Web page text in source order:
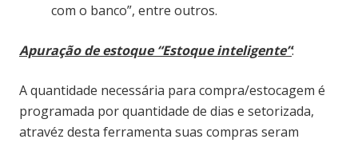
com o banco”, entre outros.
Apuração de estoque “Estoque inteligente”:
A quantidade necessária para compra/estocagem é
programada por quantidade de dias e setorizada,
atravéz desta ferramenta suas compras seram